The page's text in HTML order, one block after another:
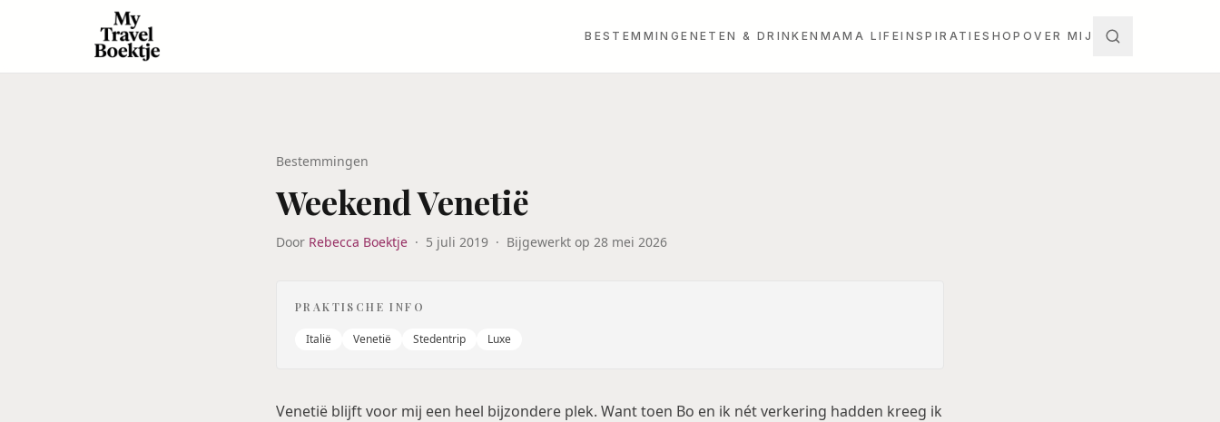
BESTEMMINGEN ETEN & DRINKEN MAMA LIFEINSPIRATIESHOP OVER MIJ
Bestemmingen
Weekend Venetië
Door Rebecca Boektje · 5 juli 2019 · Bijgewerkt op 28 mei 2026
PRAKTISCHE INFO
Italië Venetië Stedentrip Luxe
Venetië blijft voor mij een heel bijzondere plek. Want toen Bo en ik nét verkering hadden kreeg ik